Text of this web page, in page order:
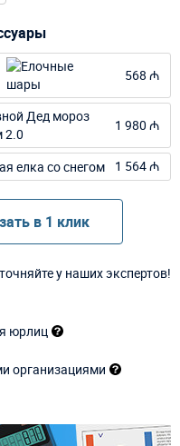
568 ₼
1 980 ₼
1 564 ₼
в 1 клик
у наших экспертов!
юрлиц
организациями